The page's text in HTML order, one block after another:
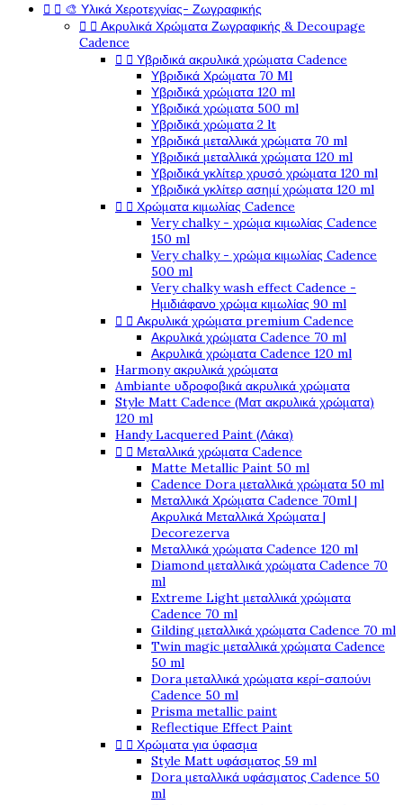
  🎨 Υλικά Χεροτεχνίας- Ζωγραφικής
  Ακρυλικά Χρώματα Ζωγραφικής & Decoupage
Cadence
  Υβριδικά ακρυλικά χρώματα Cadence
Υβριδικά Χρώματα 70 Ml
Υβριδικά χρώματα 120 ml
Υβριδικά χρώματα 500 ml
Υβριδικά χρώματα 2 lt
Υβριδικά μεταλλικά χρώματα 70 ml
Υβριδικά μεταλλικά χρώματα 120 ml
Υβριδικά γκλίτερ χρυσό χρώματα 120 ml
Υβριδικά γκλίτερ ασημί χρώματα 120 ml
  Χρώματα κιμωλίας Cadence
Very chalky - χρώμα κιμωλίας Cadence
150 ml
Very chalky - χρώμα κιμωλίας Cadence
500 ml
Very chalky wash effect Cadence -
Ημιδιάφανο χρώμα κιμωλίας 90 ml
  Ακρυλικά χρώματα premium Cadence
Ακρυλικά χρώματα Cadence 70 ml
Ακρυλικά χρώματα Cadence 120 ml
Harmony ακρυλικά χρώματα
Ambiante υδροφοβικά ακρυλικά χρώματα
Style Matt Cadence (Ματ ακρυλικά χρώματα)
120 ml
Handy Lacquered Paint (Λάκα)
  Μεταλλικά χρώματα Cadence
Matte Metallic Paint 50 ml
Cadence Dora μεταλλικά χρώματα 50 ml
Μεταλλικά Χρώματα Cadence 70ml |
Ακρυλικά Μεταλλικά Χρώματα |
Decorezerva
Μεταλλικά χρώματα Cadence 120 ml
Diamond μεταλλικά χρώματα Cadence 70
ml
Extreme Light μεταλλικά χρώματα
Cadence 70 ml
Gilding μεταλλικά χρώματα Cadence 70 ml
Twin magic μεταλλικά χρώματα Cadence
50 ml
Dora μεταλλικά χρώματα κερί-σαπούνι
Cadence 50 ml
Prisma metallic paint
Reflectique Effect Paint
  Χρώματα για ύφασμα
Style Matt υφάσματος 59 ml
Dora μεταλλικά υφάσματος Cadence 50
ml